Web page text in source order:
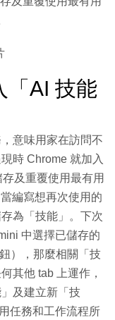
「AI 技能
意味用家在訪問不
時 Chrome 就加入
及重覆使用最有用
編寫想再次使用的
為「技能」。下次
中選擇已儲存的
），那麼相關「技
其他 tab 上運作，
及建立新「技
任務和工作流程所